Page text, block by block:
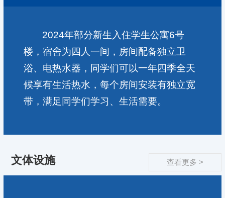
2024年部分新生入住学生公寓6号
楼，宿舍为四人一间，房间配备独立卫
浴、电热水器，同学们可以一年四季全天
候享有生活热水，每个房间安装有独立宽
带，满足同学们学习、生活需要。
查看更多 >
文体设施